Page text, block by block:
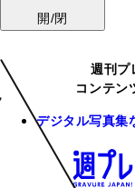
開/閉
週刊プ
コンテン
デジタル写真集